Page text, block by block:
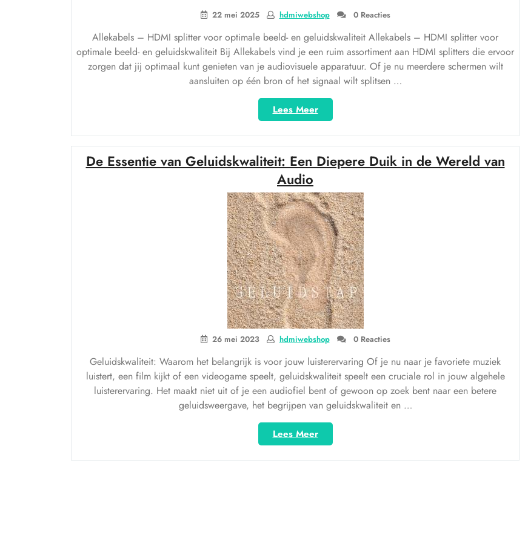
Een
verbinding
voor
jouw
apparaten”
22 mei 2025 hdmiwebshop 0 Reacties
Allekabels – HDMI splitter voor optimale beeld- en geluidskwaliteit Allekabels – HDMI splitter voor
optimale beeld- en geluidskwaliteit Bij Allekabels vind je een ruim assortiment aan HDMI splitters die ervoor
zorgen dat jij optimaal kunt genieten van je audiovisuele apparatuur. Of je nu meerdere schermen wilt
aansluiten op één bron of het signaal wilt splitsen …
Lees Meer“Haal
het
maximale
uit
je
met
een
HDMI
splitter
van
Allekabels”
De Essentie van Geluidskwaliteit: Een Diepere Duik in de Wereld van
Audio
26 mei 2023 hdmiwebshop 0 Reacties
Geluidskwaliteit: Waarom het belangrijk is voor jouw luisterervaring Of je nu naar je favoriete muziek
luistert, een film kijkt of een videogame speelt, geluidskwaliteit speelt een cruciale rol in jouw algehele
luisterervaring. Het maakt niet uit of je een audiofiel bent of gewoon op zoek bent naar een betere
geluidsweergave, het begrijpen van geluidskwaliteit en …
Lees Meer“De
Essentie
van